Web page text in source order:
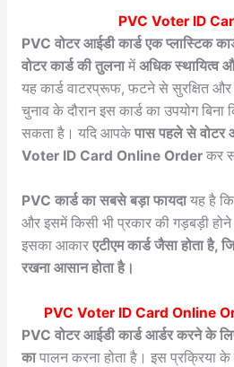
PVC Voter ID
PVC वोटर आईडी कार्ड एक प्लास्टिक
वोटर कार्ड की तुलनामेंअधिक स्थायित्व
यह कार्ड वाटरप्रूफ, फटने से सुरक्षित
चुनाव के दौरान इस कार्ड का उपयोग बिना
सकता है। यदि आपके पास पहले से वोटर
Voter ID Card Online Order कर
PVC कार्ड का सबसे बड़ा फायदायह है
और इसमें किसी भी प्रकार की गड़बड़ी होने
इसका आकार एटीएम कार्ड जैसा होता
रखना आसान होता है।
PVC Voter ID Card Online
PVC वोटर आईडी कार्ड आर्डर करने के
कापालन करना होता है। इस प्रक्रिया के